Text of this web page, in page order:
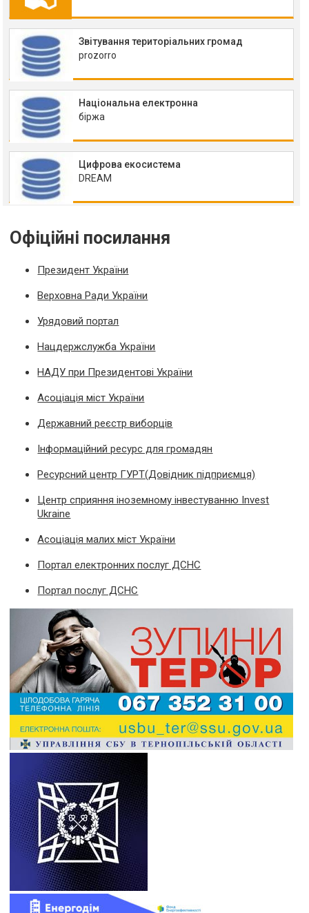
Звітування територіальних громад
prozorro
Національна електронна
біржа
Цифрова екосистема
DREAM
Офіційні посилання
Президент України
Верховна Ради України
Урядовий портал
Нацдержслужба України
НАДУ при Президентові України
Асоціація міст України
Державний реєстр виборців
Інформаційний ресурс для громадян
Ресурсний центр ГУРТ(Довідник підприємця)
Центр сприяння іноземному інвестуванню Invest
Ukraine
Асоціація малих міст України
Портал електронних послуг ДСНС
Портал послуг ДСНС